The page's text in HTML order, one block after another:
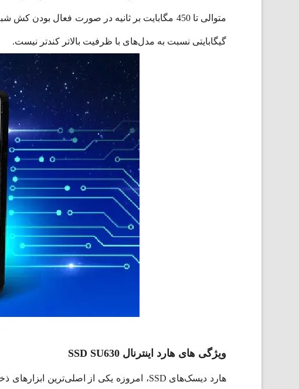
گیگابایتی نسبت به مدل‌های با ظرفیت بالاتر کندتر نیست.
ویژگی های هارد اینترنال SSD SU630